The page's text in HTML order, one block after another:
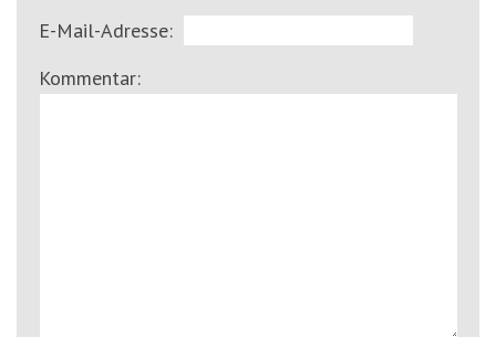
E-Mail-Adresse:
Kommentar: